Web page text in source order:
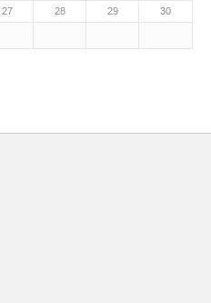
27 28 29 30